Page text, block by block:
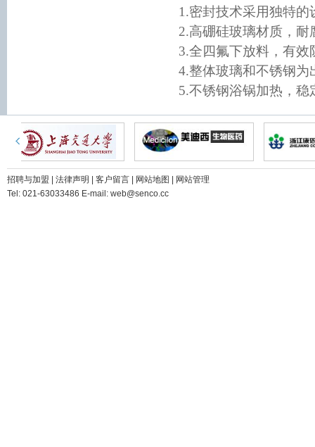
1.密封技术采用独特
2.高硼硅玻璃材质，
3.全四氟下放料，有效
4.整体玻璃和不锈钢
5.不锈钢浴锅加热，稳
招聘与加盟 法律声明 客户留言 网站地图
网站管理
Tel: 021-63033486 E-mail: web@senco.cc